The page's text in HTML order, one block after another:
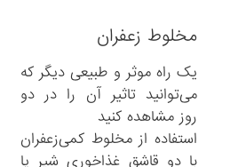
مخلوط زعفران
یک راه موثر و طبیعی دیگر که
می‌توانید تاثیر آن را در دو
روز مشاهده کنید
استفاده از مخلوط کمی‌زعفران
با دو قاشق غذاخوری شیر یا